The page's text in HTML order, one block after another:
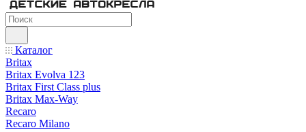
Каталог
Britax
Britax Evolva 123
Britax First Class plus
Britax Max-Way
Recaro
Recaro Milano